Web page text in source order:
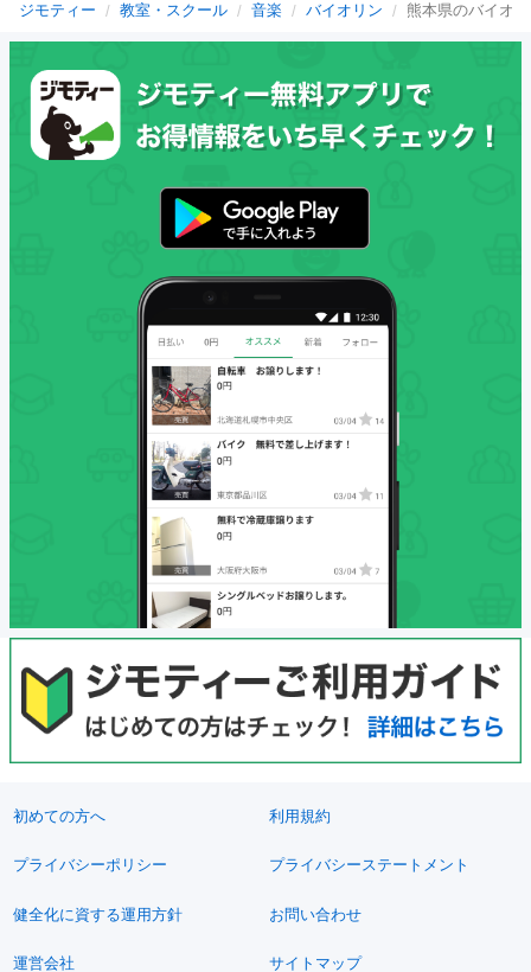
ジモティー 教室・スクール 音楽 バイオリン 熊本県のバイオ
初めての方へ 利用規約
プライバシーポリシー プライバシーステートメント
健全化に資する運用方針 お問い合わせ
運営会社 サイトマップ